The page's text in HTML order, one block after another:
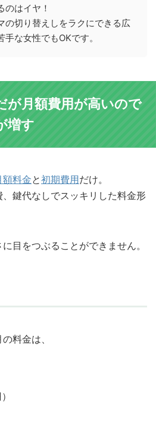
のはイヤ！
の切り替えしをラクにできる広
な女性でもOKです。
が月額費用が高いので
増す
額料金と初期費用だけ。
鍵代なしでスッキリした料金形
目をつぶることができません。
料金は、